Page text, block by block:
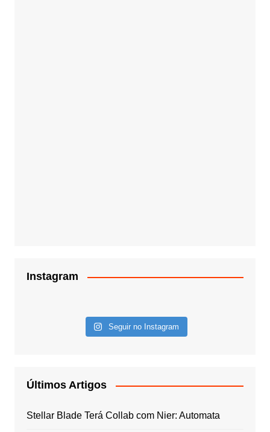
Instagram
Seguir no Instagram
Últimos Artigos
Stellar Blade Terá Collab com Nier: Automata